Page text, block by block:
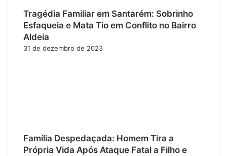
Tragédia Familiar em Santarém: Sobrinho
Esfaqueia e Mata Tio em Conflito no Bairro
Aldeia
31 de dezembro de 2023
Família Despedaçada: Homem Tira a
Própria Vida Após Ataque Fatal a Filho e